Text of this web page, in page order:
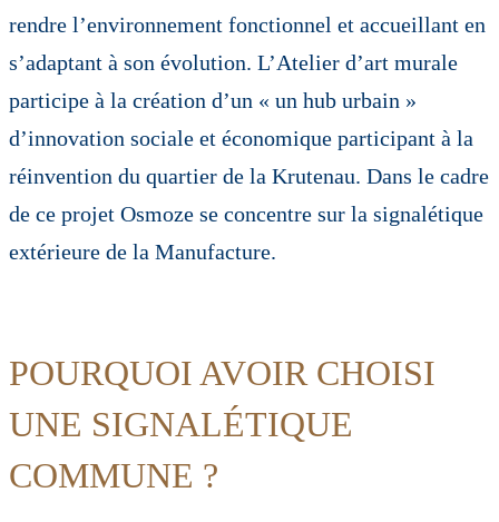
rendre l’environnement fonctionnel et accueillant en
s’adaptant à son évolution. L’Atelier d’art murale
participe à la création d’un « un hub urbain »
d’innovation sociale et économique participant à la
réinvention du quartier de la Krutenau. Dans le cadre
de ce projet Osmoze se concentre sur la signalétique
extérieure de la Manufacture.
POURQUOI AVOIR CHOISI
UNE SIGNALÉTIQUE
COMMUNE ?